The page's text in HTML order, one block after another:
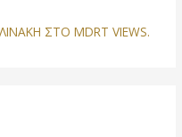
ΣΤΟ MDRT VIEWS.